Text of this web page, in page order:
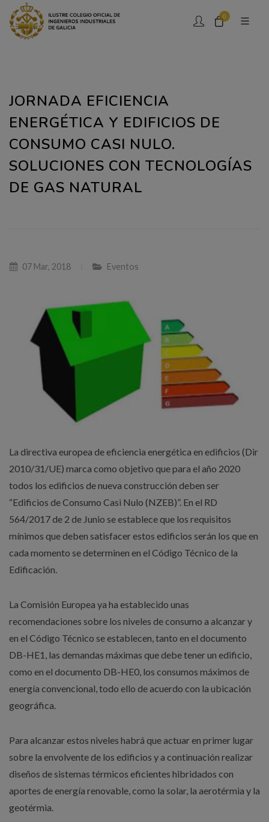
0
JORNADA EFICIENCIA
ENERGÉTICA Y EDIFICIOS DE
CONSUMO CASI NULO.
SOLUCIONES CON TECNOLOGÍAS
DE GAS NATURAL
07 Mar, 2018 Eventos
La directiva europea de eficiencia energética en edificios (Dir
2010/31/UE) marca como objetivo que para el año 2020
todos los edificios de nueva construcción deben ser
“Edificios de Consumo Casi Nulo (NZEB)”. En el RD
564/2017 de 2 de Junio se establece que los requisitos
mínimos que deben satisfacer estos edificios serán los que en
cada momento se determinen en el Código Técnico de la
Edificación.
La Comisión Europea ya ha establecido unas
recomendaciones sobre los niveles de consumo a alcanzar y
en el Código Técnico se establecen, tanto en el documento
DB-HE1, las demandas máximas que debe tener un edificio,
como en el documento DB-HE0, los consumos máximos de
energía convencional, todo ello de acuerdo con la ubicación
geográfica.
Para alcanzar estos niveles habrá que actuar en primer lugar
sobre la envolvente de los edificios y a continuación realizar
diseños de sistemas térmicos eficientes hibridados con
aportes de energía renovable, como la solar, la aerotérmia y la
geotérmia.